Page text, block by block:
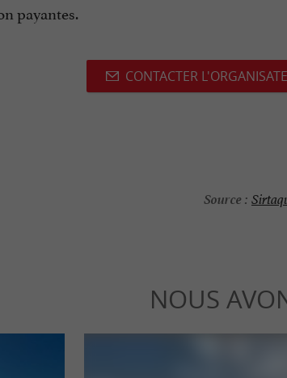
payantes.
CONTACTER
Source :
NOUS